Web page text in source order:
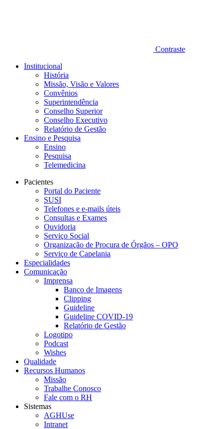
Contraste
Institucional
História
Missão, Visão e Valores
Convênios
Superintendência
Conselho Superior
Conselho Executivo
Relatório de Gestão
Ensino e Pesquisa
Ensino
Pesquisa
Telemedicina
Pacientes
Portal do Paciente
SUSI
Telefones e e-mails úteis
Consultas e Exames
Ouvidoria
Serviço Social
Organização de Procura de Órgãos – OPO
Serviço de Capelania
Especialidades
Comunicação
Imprensa
Banco de Imagens
Clipping
Guideline
Guideline COVID-19
Relatório de Gestão
Logotipo
Podcast
Wishes
Qualidade
Recursos Humanos
Missão
Trabalhe Conosco
Fale com o RH
Sistemas
AGHUse
Intranet